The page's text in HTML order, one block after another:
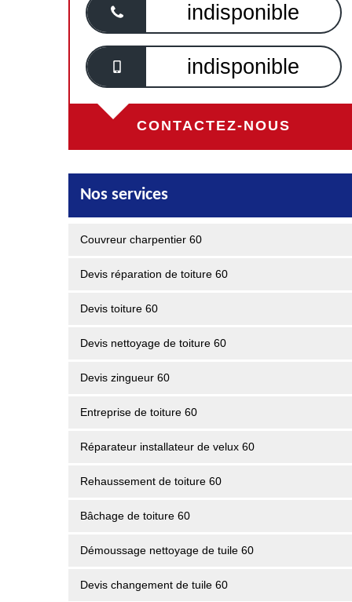
indisponible
indisponible
CONTACTEZ-NOUS
Nos services
Couvreur charpentier 60
Devis réparation de toiture 60
Devis toiture 60
Devis nettoyage de toiture 60
Devis zingueur 60
Entreprise de toiture 60
Réparateur installateur de velux 60
Rehaussement de toiture 60
Bâchage de toiture 60
Démoussage nettoyage de tuile 60
Devis changement de tuile 60